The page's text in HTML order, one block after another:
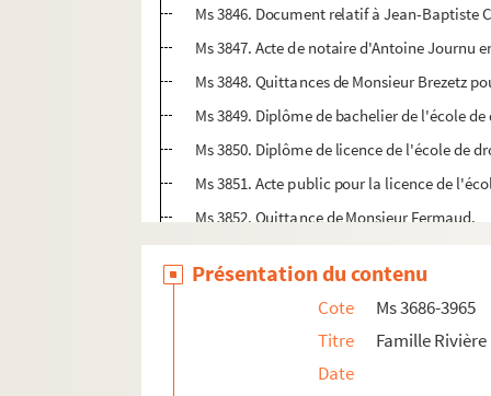
Ms 3846. Document relatif à Jean-
Ms 3847. Acte de notaire d'Antoine Journu
Ms 3848. Quittances de Monsieur Brezetz
Ms 3849. Diplôme de bachelier de l'école
Ms 3850. Diplôme de licence de l'école de
Ms 3851. Acte public pour la licence de
Ms 3852. Quittance de Monsieur Fermaud.
Ms 3853. Quittance de "Messieurs De
Ms 3854. Discours prononcé par Monsieur
Ms 3855. Liste des députés de la
Ms 3856. Tableau des avocats composant
Ms 3857. Note Manuscrite.
Présentation du contenu
Cote
Ms 3686-3965
Titre
Famille
Date